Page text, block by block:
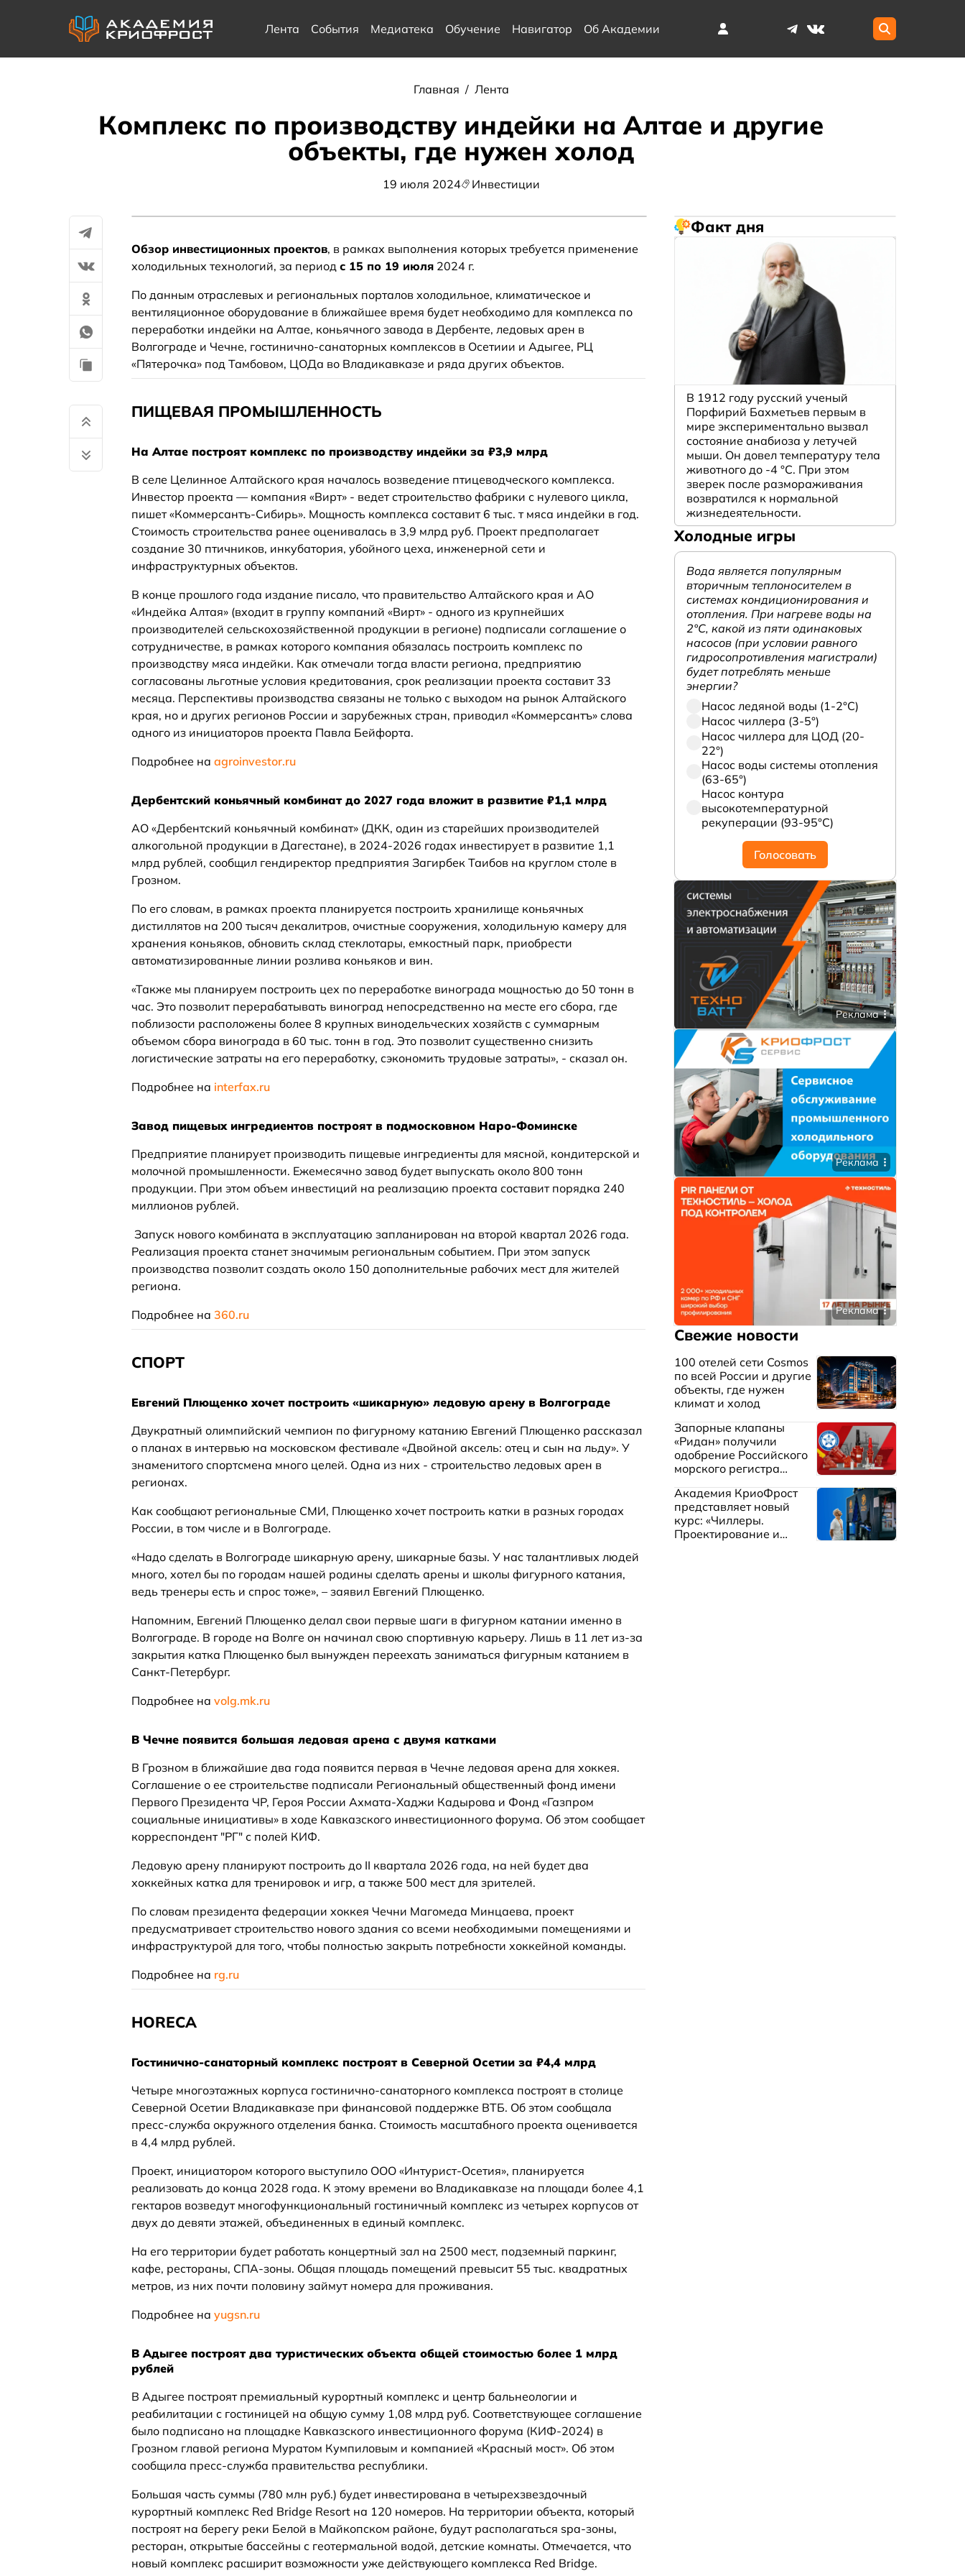
Лента События Медиатека Обучение Навигатор Об Академии
Главная / Лента
Комплекс по производству индейки на Алтае и другие
объекты, где нужен холод
19 июля 2024 Инвестиции
Обзор инвестиционных проектов, в рамках выполнения которых требуется применение
холодильных технологий, за период с 15 по 19 июля 2024 г.
По данным отраслевых и региональных порталов холодильное, климатическое и
вентиляционное оборудование в ближайшее время будет необходимо для комплекса по
переработки индейки на Алтае, коньячного завода в Дербенте, ледовых арен в
Волгограде и Чечне, гостинично-санаторных комплексов в Осетиии и Адыгее, РЦ
«Пятерочка» под Тамбовом, ЦОДа во Владикавказе и ряда других объектов.
ПИЩЕВАЯ ПРОМЫШЛЕННОСТЬ
На Алтае построят комплекс по производству индейки за ₽3,9 млрд
В селе Целинное Алтайского края началось возведение птицеводческого комплекса.
Инвестор проекта — компания «Вирт» - ведет строительство фабрики с нулевого цикла,
пишет «Коммерсантъ-Сибирь». Мощность комплекса составит 6 тыс. т мяса индейки в год.
Стоимость строительства ранее оценивалась в 3,9 млрд руб. Проект предполагает
создание 30 птичников, инкубатория, убойного цеха, инженерной сети и
инфраструктурных объектов.
В конце прошлого года издание писало, что правительство Алтайского края и АО
«Индейка Алтая» (входит в группу компаний «Вирт» - одного из крупнейших
производителей сельскохозяйственной продукции в регионе) подписали соглашение о
сотрудничестве, в рамках которого компания обязалась построить комплекс по
производству мяса индейки. Как отмечали тогда власти региона, предприятию
согласованы льготные условия кредитования, срок реализации проекта составит 33
месяца. Перспективы производства связаны не только с выходом на рынок Алтайского
края, но и других регионов России и зарубежных стран, приводил «Коммерсантъ» слова
одного из инициаторов проекта Павла Бейфорта.
Подробнее на agroinvestor.ru
Дербентский коньячный комбинат до 2027 года вложит в развитие ₽1,1 млрд
АО «Дербентский коньячный комбинат» (ДКК, один из старейших производителей
алкогольной продукции в Дагестане), в 2024-2026 годах инвестирует в развитие 1,1
млрд рублей, сообщил гендиректор предприятия Загирбек Таибов на круглом столе в
Грозном.
По его словам, в рамках проекта планируется построить хранилище коньячных
дистиллятов на 200 тысяч декалитров, очистные сооружения, холодильную камеру для
хранения коньяков, обновить склад стеклотары, емкостный парк, приобрести
автоматизированные линии розлива коньяков и вин.
«Также мы планируем построить цех по переработке винограда мощностью до 50 тонн в
час. Это позволит перерабатывать виноград непосредственно на месте его сбора, где
поблизости расположены более 8 крупных винодельческих хозяйств с суммарным
объемом сбора винограда в 60 тыс. тонн в год. Это позволит существенно снизить
логистические затраты на его переработку, сэкономить трудовые затраты», - сказал он.
Подробнее на interfax.ru
Завод пищевых ингредиентов построят в подмосковном Наро-Фоминске
Предприятие планирует производить пищевые ингредиенты для мясной, кондитерской и
молочной промышленности. Ежемесячно завод будет выпускать около 800 тонн
продукции. При этом объем инвестиций на реализацию проекта составит порядка 240
миллионов рублей.
Запуск нового комбината в эксплуатацию запланирован на второй квартал 2026 года.
Реализация проекта станет значимым региональным событием. При этом запуск
производства позволит создать около 150 дополнительные рабочих мест для жителей
региона.
Подробнее на 360.ru
СПОРТ
Евгений Плющенко хочет построить «шикарную» ледовую арену в Волгограде
Двукратный олимпийский чемпион по фигурному катанию Евгений Плющенко рассказал
о планах в интервью на московском фестивале «Двойной аксель: отец и сын на льду». У
знаменитого спортсмена много целей. Одна из них - строительство ледовых арен в
регионах.
Как сообщают региональные СМИ, Плющенко хочет построить катки в разных городах
России, в том числе и в Волгограде.
«Надо сделать в Волгограде шикарную арену, шикарные базы. У нас талантливых людей
много, хотел бы по городам нашей родины сделать арены и школы фигурного катания,
ведь тренеры есть и спрос тоже», – заявил Евгений Плющенко.
Напомним, Евгений Плющенко делал свои первые шаги в фигурном катании именно в
Волгограде. В городе на Волге он начинал свою спортивную карьеру. Лишь в 11 лет из-за
закрытия катка Плющенко был вынужден переехать заниматься фигурным катанием в
Санкт-Петербург.
Подробнее на volg.mk.ru
В Чечне появится большая ледовая арена с двумя катками
В Грозном в ближайшие два года появится первая в Чечне ледовая арена для хоккея.
Соглашение о ее строительстве подписали Региональный общественный фонд имени
Первого Президента ЧР, Героя России Ахмата-Хаджи Кадырова и Фонд «Газпром
социальные инициативы» в ходе Кавказского инвестиционного форума. Об этом сообщает
корреспондент "РГ" с полей КИФ.
Ледовую арену планируют построить до II квартала 2026 года, на ней будет два
хоккейных катка для тренировок и игр, а также 500 мест для зрителей.
По словам президента федерации хоккея Чечни Магомеда Минцаева, проект
предусматривает строительство нового здания со всеми необходимыми помещениями и
инфраструктурой для того, чтобы полностью закрыть потребности хоккейной команды.
Подробнее на rg.ru
HORECA
Гостинично-санаторный комплекс построят в Северной Осетии за ₽4,4 млрд
Четыре многоэтажных корпуса гостинично-санаторного комплекса построят в столице
Северной Осетии Владикавказе при финансовой поддержке ВТБ. Об этом сообщала
пресс-служба окружного отделения банка. Стоимость масштабного проекта оценивается
в 4,4 млрд рублей.
Проект, инициатором которого выступило ООО «Интурист-Осетия», планируется
реализовать до конца 2028 года. К этому времени во Владикавказе на площади более 4,1
гектаров возведут многофункциональный гостиничный комплекс из четырех корпусов от
двух до девяти этажей, объединенных в единый комплекс.
На его территории будет работать концертный зал на 2500 мест, подземный паркинг,
кафе, рестораны, СПА-зоны. Общая площадь помещений превысит 55 тыс. квадратных
метров, из них почти половину займут номера для проживания.
Подробнее на yugsn.ru
В Адыгее построят два туристических объекта общей стоимостью более 1 млрд
рублей
В Адыгее построят премиальный курортный комплекс и центр бальнеологии и
реабилитации с гостиницей на общую сумму 1,08 млрд руб. Соответствующее соглашение
было подписано на площадке Кавказского инвестиционного форума (КИФ-2024) в
Грозном главой региона Муратом Кумпиловым и компанией «Красный мост». Об этом
сообщила пресс-служба правительства республики.
Большая часть суммы (780 млн руб.) будет инвестирована в четырехзвездочный
курортный комплекс Red Bridge Resort на 120 номеров. На территории объекта, который
построят на берегу реки Белой в Майкопском районе, будут располагаться spa-зоны,
ресторан, открытые бассейны с геотермальной водой, детские комнаты. Отмечается, что
новый комплекс расширит возможности уже действующего комплекса Red Bridge.
Факт дня
В 1912 году русский ученый
Порфирий Бахметьев первым в
мире экспериментально вызвал
состояние анабиоза у летучей
мыши. Он довел температуру тела
животного до -4 °C. При этом
зверек после размораживания
возвратился к нормальной
жизнедеятельности.
Холодные игры
Вода является популярным
вторичным теплоносителем в
системах кондиционирования и
отопления. При нагреве воды на
2°С, какой из пяти одинаковых
насосов (при условии равного
гидросопротивления магистрали)
будет потреблять меньше
энергии?
Насос ледяной воды (1-2°С)
Насос чиллера (3-5°)
Насос чиллера для ЦОД (20-
22°)
Насос воды системы отопления
(63-65°)
Насос контура
высокотемпературной
рекуперации (93-95°С)
Голосовать
Реклама
Реклама
Реклама
Свежие новости
100 отелей сети Cosmos
по всей России и другие
объекты, где нужен
климат и холод
Запорные клапаны
«Ридан» получили
одобрение Российского
морского регистра
Академия КриоФрост
представляет новый
курс: «Чиллеры.
Проектирование и